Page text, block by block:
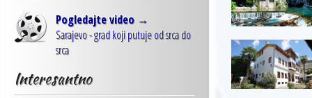
Pogledajte video →
Sarajevo - grad koji putuje od srca do
srca
Interesantno